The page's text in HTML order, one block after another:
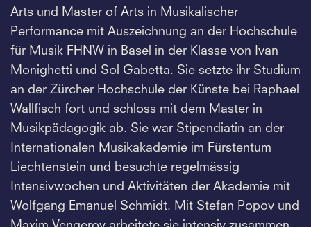
Arts und Master of Arts in Musikalischer
Performance mit Auszeichnung an der Hochschule
für Musik FHNW in Basel in der Klasse von Ivan
Monighetti und Sol Gabetta. Sie setzte ihr Studium
an der Zürcher Hochschule der Künste bei Raphael
Wallfisch fort und schloss mit dem Master in
Musikpädagogik ab. Sie war Stipendiatin an der
Internationalen Musikakademie im Fürstentum
Liechtenstein und besuchte regelmässig
Intensivwochen und Aktivitäten der Akademie mit
Wolfgang Emanuel Schmidt. Mit Stefan Popov und